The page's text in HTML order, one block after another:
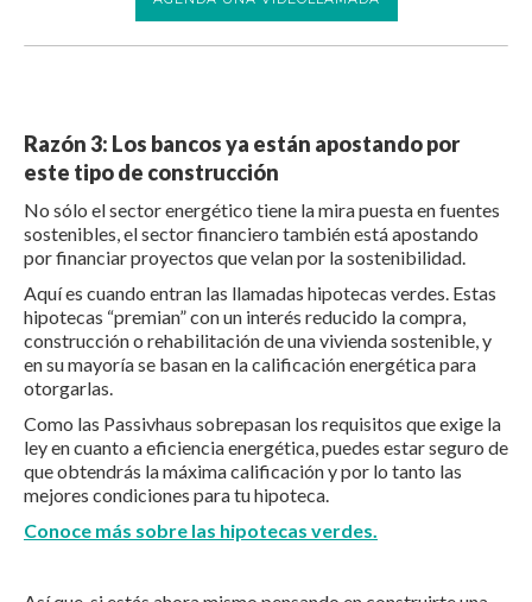
Razón 3: Los bancos ya están apostando por
este tipo de construcción
No sólo el sector energético tiene la mira puesta en fuentes
sostenibles, el sector financiero también está apostando
por financiar proyectos que velan por la sostenibilidad.
Aquí es cuando entran las llamadas hipotecas verdes. Estas
hipotecas “premian” con un interés reducido la compra,
construcción o rehabilitación de una vivienda sostenible, y
en su mayoría se basan en la calificación energética para
otorgarlas.
Como las Passivhaus sobrepasan los requisitos que exige la
ley en cuanto a eficiencia energética, puedes estar seguro de
que obtendrás la máxima calificación y por lo tanto las
mejores condiciones para tu hipoteca.
Conoce más sobre las hipotecas verdes.